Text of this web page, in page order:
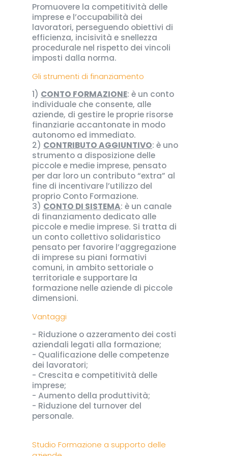
Promuovere la competitività delle
imprese e l’occupabilità dei
lavoratori, perseguendo obiettivi di
efficienza, incisività e snellezza
procedurale nel rispetto dei vincoli
imposti dalla norma.
Gli strumenti di finanziamento
1) CONTO FORMAZIONE: è un conto
individuale che consente, alle
aziende, di gestire le proprie risorse
finanziarie accantonate in modo
autonomo ed immediato.
2) CONTRIBUTO AGGIUNTIVO: è uno
strumento a disposizione delle
piccole e medie imprese, pensato
per dar loro un contributo “extra” al
fine di incentivare l’utilizzo del
proprio Conto Formazione.
3) CONTO DI SISTEMA: è un canale
di finanziamento dedicato alle
piccole e medie imprese. Si tratta di
un conto collettivo solidaristico
pensato per favorire l’aggregazione
di imprese su piani formativi
comuni, in ambito settoriale o
territoriale e supportare la
formazione nelle aziende di piccole
dimensioni.
Vantaggi
- Riduzione o azzeramento dei costi
aziendali legati alla formazione;
- Qualificazione delle competenze
dei lavoratori;
- Crescita e competitività delle
imprese;
- Aumento della produttività;
- Riduzione del turnover del
personale.
Studio Formazione a supporto delle